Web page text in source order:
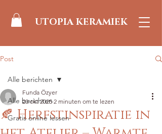
UTOPIA KERAMIEK
Post
Alle berichten
Gratis online lessen
Alle berichten
🍂 Herfstinspiratie in
Funda Özyer
20 okt 2025 2 minuten om te lezen